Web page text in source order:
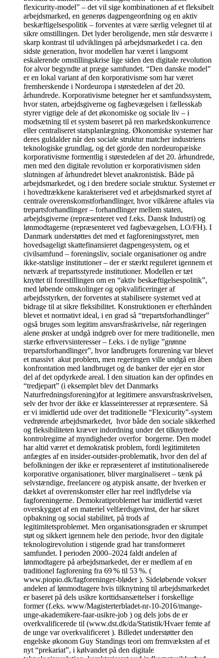
flexicurity-model” – det vil sige kombinationen af et fleksibelt
arbejdsmarked, en generøs dagpengeordning og en aktiv
beskæftigelsespolitik – forventes at være særlig velegnet til at
sikre omstillingen. Det lyder beroligende, men står desværre i
skarp kontrast til udviklingen på arbejdsmarkedet i ca. den
sidste generation, hvor modellen har været i langsomt
eskalerende omstillingskrise lige siden den digitale revolution
for alvor begyndte at præge samfundet. “Den danske model”
er en lokal variant af den korporativisme som har været
fremherskende i Nordeuropa i størstedelen af det 20.
århundrede. Korporativisme betegner her et samfundssystem,
hvor staten, arbejdsgiverne og fagbevægelsen i fællesskab
styrer vigtige dele af det økonomiske og sociale liv – i
modsætning til et system baseret på ren markedskonkurrence
eller centraliseret statsplanlægning. Økonomiske systemer har
deres guldalder når den sociale struktur matcher industriens
teknologiske grundlag, og det gjorde den nordeuropæiske
korporativisme formentlig i størstedelen af det 20. århundrede,
men med den digitale revolution er korporativismen siden
slutningen af århundredet blevet anakronistisk. Både på
arbejdsmarkedet, og i den bredere sociale struktur. Systemet er
i hovedtrækkene karakteriseret ved et arbejdsmarked styret af
centrale overenskomstforhandlinger, hvor vilkårene aftales via
trepartsforhandlinger – forhandlinger mellem staten,
arbejdsgiverne (repræsenteret ved f.eks. Dansk Industri) og
lønmodtagerne (repræsenteret ved fagbevægelsen, LO/FH). I
Danmark understøttes det med et fagforeningsstyret, men
hovedsageligt skattefinansieret dagpengesystem, og et
civilsamfund – foreningsliv, sociale organisationer og andre
ikke-statslige institutioner – der er stærkt reguleret igennem et
netværk af trepartsstyrede institutioner. Modellen er tæt
knyttet til forestillingen om en “aktiv beskæftigelsespolitik”,
med løbende omskolinger og opkvalificeringer af
arbejdsstyrken, der forventes at stabilisere systemet ved at
bidrage til at sikre fleksibilitet. Konstruktionen er efterhånden
blevet et normativt ideal, i en grad så “trepartsforhandlinger”
også bruges som legitim ansvarsfraskrivelse, når regeringen
alene ønsker at undgå indgreb over for mere traditionelle, men
stærke erhvervsinteresser – f.eks. i de nylige ”grønne
trepartsforhandlinger”, hvor landbrugets forurening var blevet
et massivt akut problem, men regeringen ville undgå en åben
konfrontation med landbruget og de banker der ejer en stor
del af det opdyrkede areal. I den situation kan der opfindes en
“tredjepart” (i eksemplet blev det Danmarks
Naturfredningsforening)for at legitimere ansvarsfraskrivelsen,
selv der hvor der ikke er klasseinteresser at repræsentere. Så
er vi imidlertid ude over det traditionelle “Flexicurity”-system
vedrørende arbejdsmarkedet, hvor både den sociale sikkerhed
og fleksibiliteten kræver indordning under det tilknyttede
kontrolregime af myndigheder overfor borgerne. Den model
har altid været et demokratisk problem, fordi legitimiteten
anfægtes af en insider-outsider-problematik, hvor den del af
befolkningen der ikke er repræsenteret af institutionaliserede
korporative organisationer, bliver marginaliseret – tænk på
selvstændige, freelancere og atypisk ansatte, der hverken er
dækket af overenskomster eller har reel indflydelse via
fagforeningerne. Demokratiproblemet har imidlertid været
overskygget af en materiel velfærdsgevinst, der har sikret
opbakning og social stabilitet, på trods af
legitimitetsproblemet. Men organisationsgraden er skrumpet
støt og sikkert igennem hele den periode, hvor den digitale
teknologirevolution i stigende grad har transformeret
samfundet. I perioden 2000–2024 faldt andelen af
lønmodtagere på arbejdsmarkedet, der er medlem af en
traditionel fagforening fra 69 % til 53 %. (
www.piopio.dk/fagforeninger-bløder ). Sideløbende vokser
andelen af lønmodtagere hvis tilknytning til arbejdsmarkedet
er baseret på dels usikre korttidsansættelser i forskellige
former (f.eks. www/Magisterterbladet-nr-10-2016/mange-
unge-akademikere-faar-usikre-job ) og dels jobs de er
overkvalificerede til (www.dst.dk/da/Statistik/Hvaer femte af
de unge var overkvalificeret ). Billedet understøtter den
engelske økonom Guy Standings teori om fremvæksten af et
nyt “prekariat”, i kølvandet på den digitale